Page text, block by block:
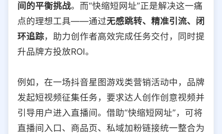
间的平衡挑战。而“快缩短网址”正是解决这一痛
点的理想工具——通过无感跳转、精准引流、闭
环追踪，助力创作者高效完成任务交付，同时提
升品牌方投放ROI。
例如，在一场抖音星图游戏类营销活动中，品牌
发起短视频征集任务，要求达人创作创意视频并
引导用户进入直播间。借助“快缩短网址”，可将
直播间入口、商品页、私域加粉链接统一整合为